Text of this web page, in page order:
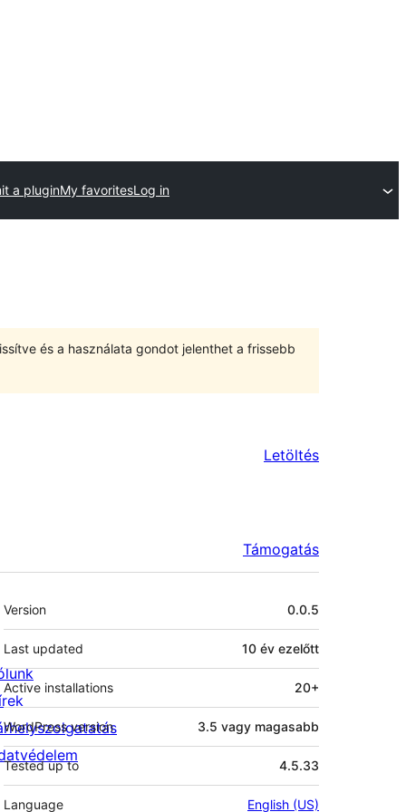
a pluginMy favoritesLog in
és a használata gondot jelenthet a frissebb
Letöltés
Támogatás
Meta
Version 0.0.5
Last updated 10 év ezelőtt
Active installations 20+
WordPress version 3.5 vagy magasabb
Tested up to 4.5.33
Language English (US)